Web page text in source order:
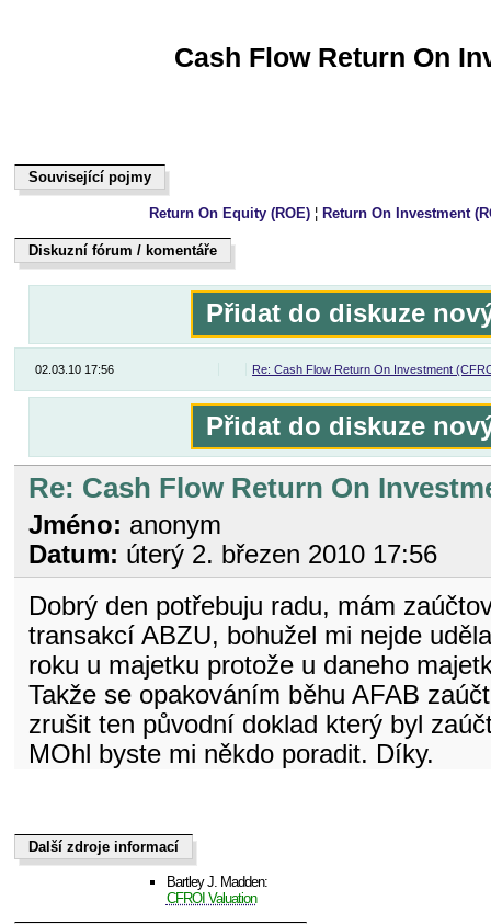
Cash Flow Return On
Související pojmy
Související pojmy
Return On Equity (ROE) ¦ Return On Investment
Diskuzní fórum / komentáře
Dukiszín fmóur / kteoeřnám
Přidat do diskuze
02.03.10 17:56 Re: Cash Flow Return On Investment
Přidat do diskuze
Re: Cash Flow Return On
Jméno: anonym
Datum: úterý 2. březen 2010 17:56
Dobrý den potřebuju radu, mám
transakcí ABZU, bohužel mi nejde
roku u majetku protože u daneho
Takže se opakováním běhu AFAB
zrušit ten původní doklad který byl
MOhl byste mi někdo poradit. Díky.
Další zdroje informací
Další zdroje informací
Bartley J. Madden:
CFROI Valuation